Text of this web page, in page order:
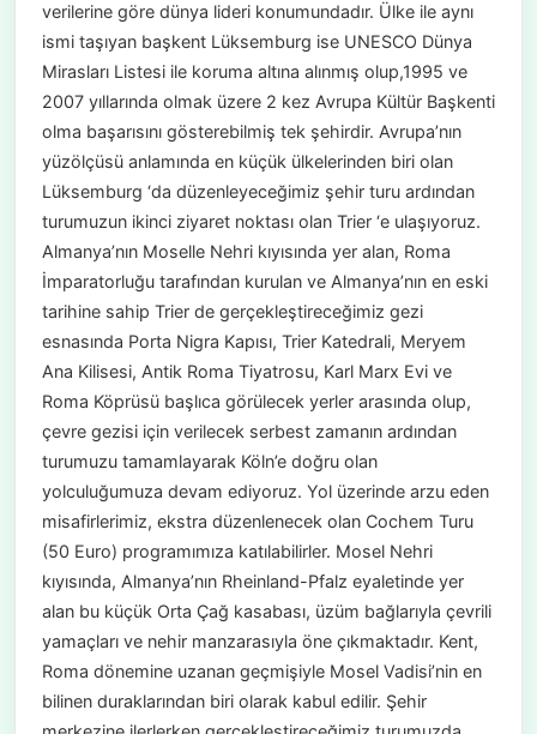
verilerine göre dünya lideri konumundadır. Ülke ile aynı
ismi taşıyan başkent Lüksemburg ise UNESCO Dünya
Mirasları Listesi ile koruma altına alınmış olup,1995 ve
2007 yıllarında olmak üzere 2 kez Avrupa Kültür Başkenti
olma başarısını gösterebilmiş tek şehirdir. Avrupa’nın
yüzölçüsü anlamında en küçük ülkelerinden biri olan
Lüksemburg ‘da düzenleyeceğimiz şehir turu ardından
turumuzun ikinci ziyaret noktası olan Trier ‘e ulaşıyoruz.
Almanya’nın Moselle Nehri kıyısında yer alan, Roma
İmparatorluğu tarafından kurulan ve Almanya’nın en eski
tarihine sahip Trier de gerçekleştireceğimiz gezi
esnasında Porta Nigra Kapısı, Trier Katedrali, Meryem
Ana Kilisesi, Antik Roma Tiyatrosu, Karl Marx Evi ve
Roma Köprüsü başlıca görülecek yerler arasında olup,
çevre gezisi için verilecek serbest zamanın ardından
turumuzu tamamlayarak Köln’e doğru olan
yolculuğumuza devam ediyoruz. Yol üzerinde arzu eden
misafirlerimiz, ekstra düzenlenecek olan Cochem Turu
(50 Euro) programımıza katılabilirler. Mosel Nehri
kıyısında, Almanya’nın Rheinland-Pfalz eyaletinde yer
alan bu küçük Orta Çağ kasabası, üzüm bağlarıyla çevrili
yamaçları ve nehir manzarasıyla öne çıkmaktadır. Kent,
Roma dönemine uzanan geçmişiyle Mosel Vadisi’nin en
bilinen duraklarından biri olarak kabul edilir. Şehir